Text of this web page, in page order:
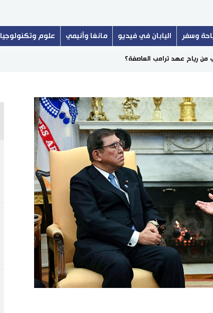
وسفر اليابان في فيديو مانغا وأنيمي علوم وتكنولوجيا
من رياح عهد ترامب العاصفة؟